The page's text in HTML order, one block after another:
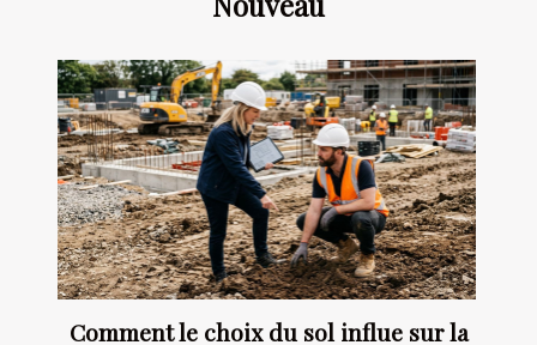
Comment le choix du sol influe sur la